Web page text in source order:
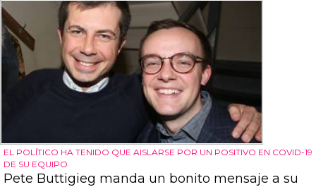
EL POLÍTICO HA TENIDO QUE AISLARSE POR UN POSITIVO EN COVID-19
DE SU EQUIPO
Pete Buttigieg manda un bonito mensaje a su